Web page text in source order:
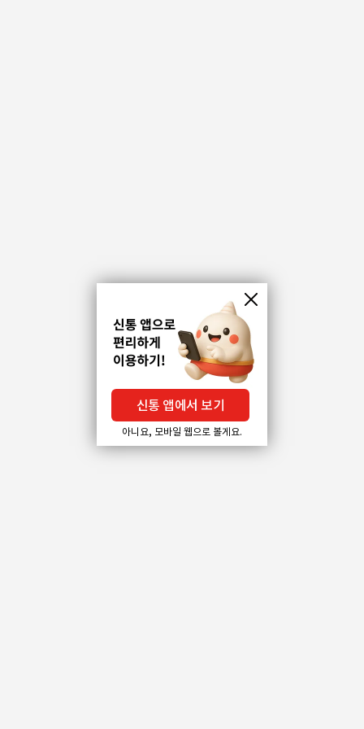
신통 앱에서 보기
아니요, 모바일 웹으로 볼게요.